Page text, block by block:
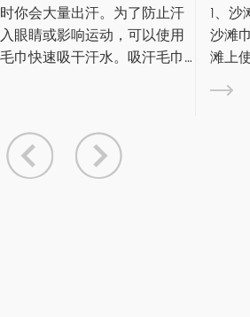
1、沙滩巾有什么用： 沙滩巾，又称
沙滩巾，顾名思义，就是沙滩或沙
滩上使用的毛巾。沙滩巾是毛巾的
一种，通常由纯棉纱制成，特点是
颜色鲜艳、图案丰富。那么沙滩巾
般可用于： 1）。沙...